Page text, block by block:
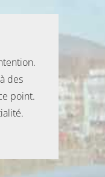
des
point.